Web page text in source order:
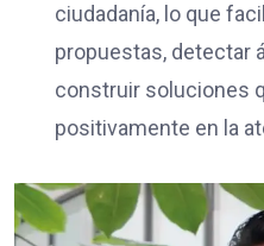
ciudadanía, lo que
propuestas, detectar
construir soluciones
positivamente en la